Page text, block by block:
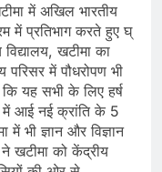
में अखिल भारतीय
में प्रतिभाग करते हुए घ्
खटीमा का
परिसर में पौधरोपण भी
यह सभी के लिए हर्ष
में आई नई क्रांति के 5
में भी ज्ञान और विज्ञान
खटीमा को केंद्रीय